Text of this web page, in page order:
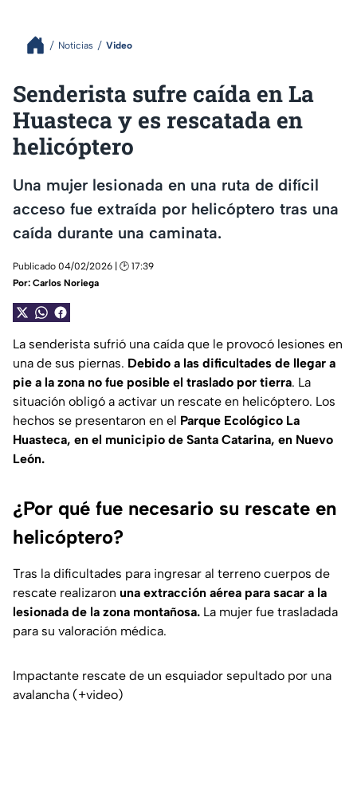
Noticias Video
Senderista sufre caída en La
Huasteca y es rescatada en
helicóptero
Una mujer lesionada en una ruta de difícil
acceso fue extraída por helicóptero tras una
caída durante una caminata.
Publicado 04/02/2026 | 🕑 17:39
Por: Carlos Noriega
La senderista sufrió una caída que le provocó lesiones en
una de sus piernas. Debido a las dificultades de llegar a
pie a la zona no fue posible el traslado por tierra. La
situación obligó a activar un rescate en helicóptero. Los
hechos se presentaron en el Parque Ecológico La
Huasteca, en el municipio de Santa Catarina, en Nuevo
León.
¿Por qué fue necesario su rescate en
helicóptero?
Tras la dificultades para ingresar al terreno cuerpos de
rescate realizaron una extracción aérea para sacar a la
lesionada de la zona montañosa. La mujer fue trasladada
para su valoración médica.
Impactante rescate de un esquiador sepultado por una
avalancha (+video)